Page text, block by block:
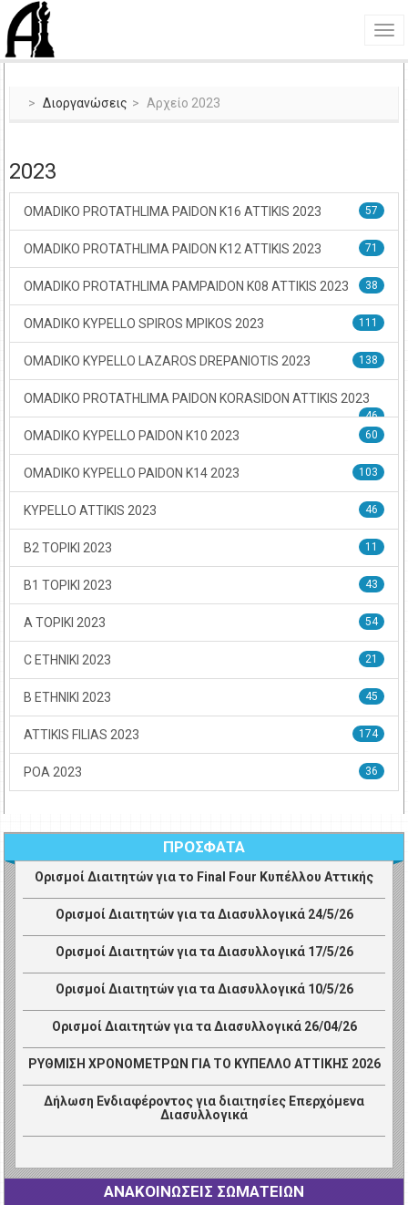
Διοργανώσεις Αρχείο 2023
2023
OMADIKO PROTATHLIMA PAIDON K16 ATTIKIS 2023 57
OMADIKO PROTATHLIMA PAIDON K12 ATTIKIS 2023 71
OMADIKO PROTATHLIMA PAMPAIDON K08 ATTIKIS 2023 38
OMADIKO KYPELLO SPIROS MPIKOS 2023 111
OMADIKO KYPELLO LAZAROS DREPANIOTIS 2023 138
OMADIKO PROTATHLIMA PAIDON KORASIDON ATTIKIS 2023
46
OMADIKO KYPELLO PAIDON K10 2023 60
OMADIKO KYPELLO PAIDON K14 2023 103
KYPELLO ATTIKIS 2023 46
B2 TOPIKI 2023 11
B1 TOPIKI 2023 43
A TOPIKI 2023 54
C ETHNIKI 2023 21
B ETHNIKI 2023 45
ATTIKIS FILIAS 2023 174
POA 2023 36
ΠΡΟΣΦΑΤΑ
Ορισμοί Διαιτητών για το Final Four Κυπέλλου Αττικής
Ορισμοί Διαιτητών για τα Διασυλλογικά 24/5/26
Ορισμοί Διαιτητών για τα Διασυλλογικά 17/5/26
Ορισμοί Διαιτητών για τα Διασυλλογικά 10/5/26
Ορισμοί Διαιτητών για τα Διασυλλογικά 26/04/26
ΡΥΘΜΙΣΗ ΧΡΟΝΟΜΕΤΡΩΝ ΓΙΑ ΤΟ ΚΥΠΕΛΛΟ ΑΤΤΙΚΗΣ 2026
Δήλωση Ενδιαφέροντος για διαιτησίες Επερχόμενα
Διασυλλογικά
ΑΝΑΚΟΙΝΩΣΕΙΣ ΣΩΜΑΤΕΙΩΝ